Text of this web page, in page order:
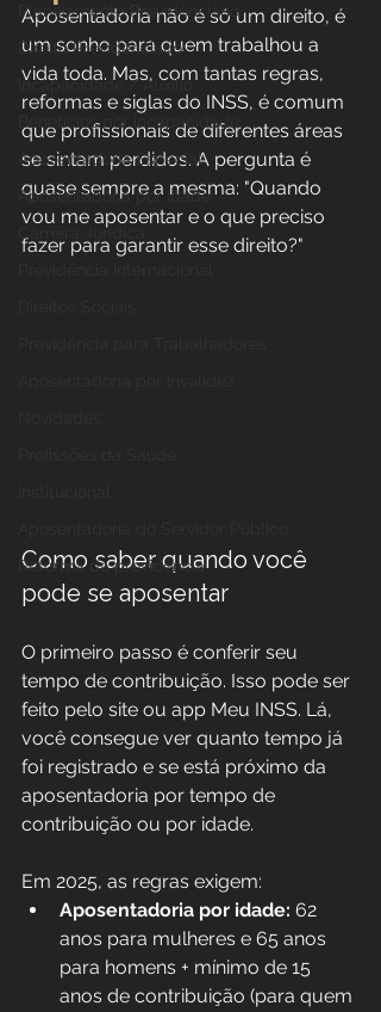
Planejamento Previdenciário
Direito Previdenciário
Incapacidade / Auxílio
Benefícios por incapacidade
Aposentadoria Especial
Aposentadoria por idade
Carreira Jurídica
Reforma da previdência
Aposentadoria não é só um direito, é
um sonho para quem trabalhou a
vida toda. Mas, com tantas regras,
reformas e siglas do INSS, é comum
que profissionais de diferentes áreas
se sintam perdidos. A pergunta é
quase sempre a mesma: "Quando
vou me aposentar e o que preciso
fazer para garantir esse direito?"
Como saber quando você
pode se aposentar
O primeiro passo é conferir seu
tempo de contribuição. Isso pode ser
feito pelo site ou app Meu INSS. Lá,
você consegue ver quanto tempo já
foi registrado e se está próximo da
aposentadoria por tempo de
contribuição ou por idade.
Em 2025, as regras exigem:
Aposentadoria por idade: 62
anos para mulheres e 65 anos
para homens + mínimo de 15
anos de contribuição (para quem